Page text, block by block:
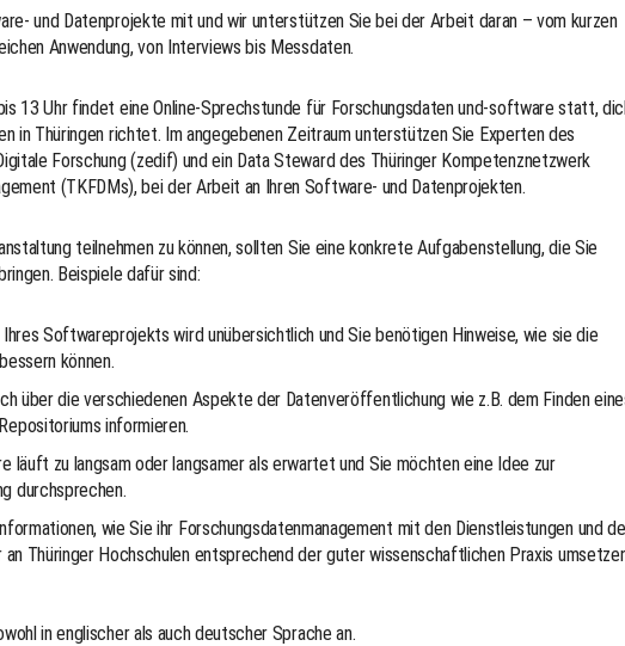
und Datenprojekte mit und wir unterstützen Sie bei der Arbeit daran – vom kurzen
Anwendung, von Interviews bis Messdaten.
13 Uhr findet eine Online-Sprechstunde für Forschungsdaten und-software statt,
in Thüringen richtet. Im angegebenen Zeitraum unterstützen Sie Experten des
Forschung (zedif) und ein Data Steward des Thüringer Kompetenznetzwerk
(TKFDMs), bei der Arbeit an Ihren Software- und Datenprojekten.
teilnehmen zu können, sollten Sie eine konkrete Aufgabenstellung, die Sie
Beispiele dafür sind:
Softwareprojekts wird unübersichtlich und Sie benötigen Hinweise, wie sie die
können.
über die verschiedenen Aspekte der Datenveröffentlichung wie z.B. dem Finden
informieren.
läuft zu langsam oder langsamer als erwartet und Sie möchten eine Idee zur
durchsprechen.
wie Sie ihr Forschungsdatenmanagement mit den Dienstleistungen und
Thüringer Hochschulen entsprechend der guter wissenschaftlichen Praxis
in englischer als auch deutscher Sprache an.